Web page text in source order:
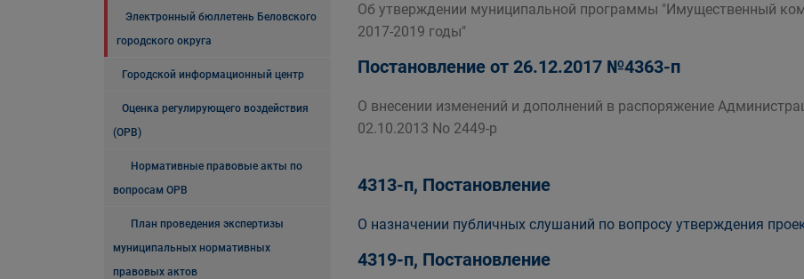
Электронный бюллетень Беловского
городского округа
Городской информационный центр
Оценка регулирующего воздействия
(ОРВ)
Нормативные правовые акты по
вопросам ОРВ
План проведения экспертизы
муниципальных нормативных
правовых актов
Об утверждении муниципальной программы "Имущественный
2017-2019 годы"
Постановление от 26.12.2017 №4363-п
О внесении изменений и дополнений в распоряжение
02.10.2013 No 2449-р
4313-п, Постановление
О назначении публичных слушаний по вопросу утверждения
4319-п, Постановление